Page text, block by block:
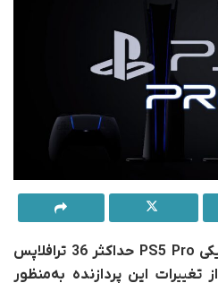
طبق شایعات، پردازنده گرافیکی PS5 Pro حداکثر 36 ترافلاپس
این پردازنده به‌منظور